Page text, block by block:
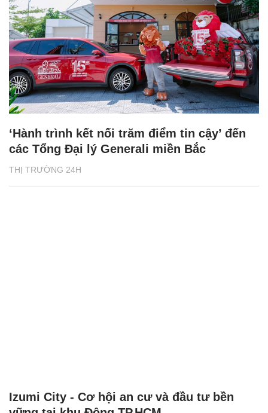
THỊ TRƯỜNG 24H
‘Hành trình kết nối trăm điểm tin cậy’ đến
các Tổng Đại lý Generali miền Bắc
Izumi City - Cơ hội an cư và đầu tư bền